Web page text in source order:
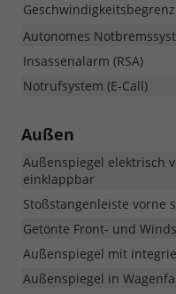
Autonomes
Insassenalarm (RSA)
Notrufsystem (E-Call)
Außen
Außenspiegel elektrisch
einklappbar
Stoßstangenleiste vorne
Getönte Front- und
Außenspiegel mit
Außenspiegel in